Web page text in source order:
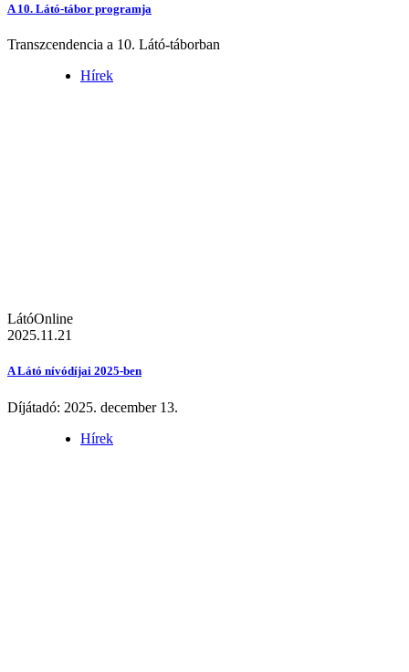
A 10. Látó-tábor programja
Transzcendencia a 10. Látó-táborban
Hírek
LátóOnline
2025.11.21
A Látó nívódíjai 2025-ben
Díjátadó: 2025. december 13.
Hírek